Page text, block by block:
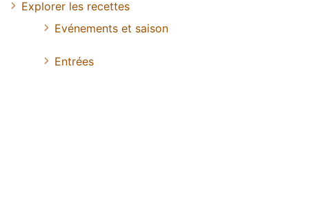
Explorer les recettes
Evénements et saison
Entrées